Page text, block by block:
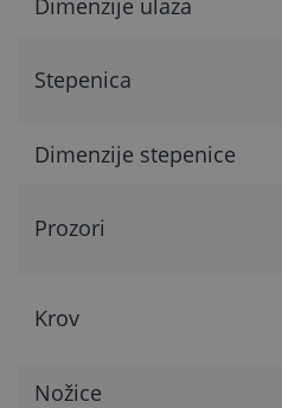
Stepenica
Dimenzije stepenice
Prozori
Krov
Nožice